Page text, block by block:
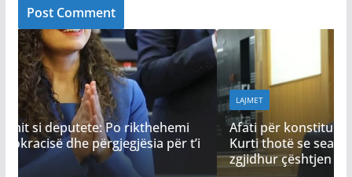
për t’i
LAJMET
Afati për konstituimin e Kuvendit skadon
Kurti thotë se seanca s’mund të vazhdojë pa e
zgjidhur çështjen e Presidentit